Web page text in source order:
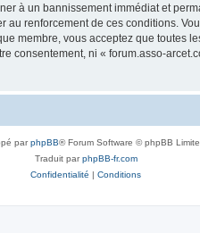
à un bannissement immédiat et
renforcement de ces conditions.
membre, vous acceptez que toutes
consentement, ni « forum.asso-
parphpBB® Forum Software © phpBB
Traduit parphpBB-fr.com
Confidentialité | Conditions